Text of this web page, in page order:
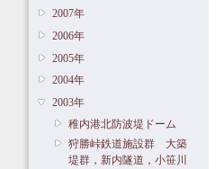
2007年
2006年
2005年
2004年
2003年
稚内港北防波堤ドーム
狩勝峠鉄道施設群 大築
堤群，新内隧道，小笹川